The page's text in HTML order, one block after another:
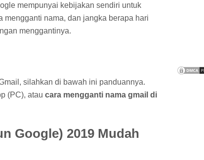
mempunyai kebijakan sendiri untuk
mengganti nama, dan jangka berapa hari
menggantinya.
silahkan di bawah ini panduannya.
(PC), atau cara mengganti nama gmail di
Google) 2019 Mudah